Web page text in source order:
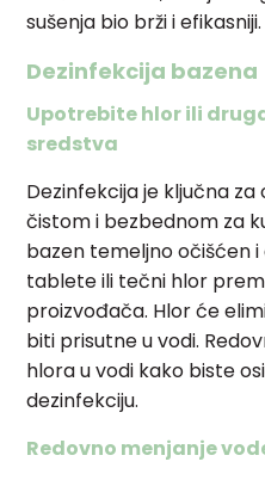
sušenja bio brži i efikasniji.
Dezinfekcija bazena
Upotrebite hlor ili
sredstva
Dezinfekcija je ključna
čistom i bezbednom za
bazen temeljno očišćen
tablete ili tečni hlor
proizvođača. Hlor će
biti prisutne u vodi.
hlora u vodi kako biste
dezinfekciju.
Redovno menjanje